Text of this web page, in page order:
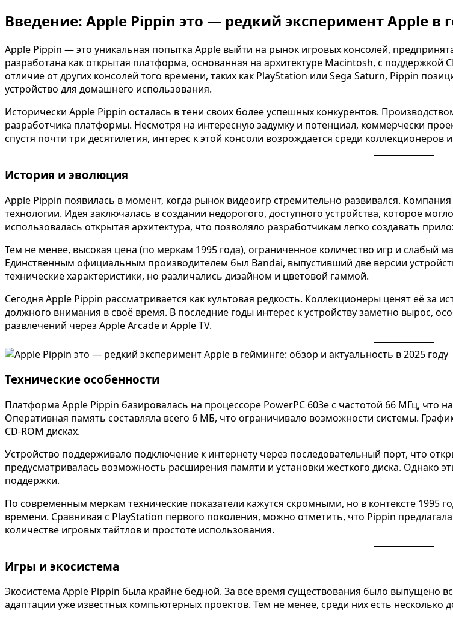
Введение: Apple Pippin это — редкий эксперимент Apple в
Apple Pippin — это уникальная попытка Apple выйти на рынок игровых консолей,
разработана как открытая платформа, основанная на архитектуре Macintosh, с
отличие от других консолей того времени, таких как PlayStation или Sega Saturn, Pippin
устройство для домашнего использования.
Исторически Apple Pippin осталась в тени своих более успешных конкурентов.
разработчика платформы. Несмотря на интересную задумку и потенциал, коммерчески
спустя почти три десятилетия, интерес к этой консоли возрождается среди коллекционеров
История и эволюция
Apple Pippin появилась в момент, когда рынок видеоигр стремительно развивался.
технологии. Идея заключалась в создании недорогого, доступного устройства, которое
использовалась открытая архитектура, что позволяло разработчикам легко создавать
Тем не менее, высокая цена (по меркам 1995 года), ограниченное количество игр и слабый
Единственным официальным производителем был Bandai, выпустивший две версии
технические характеристики, но различались дизайном и цветовой гаммой.
Сегодня Apple Pippin рассматривается как культовая редкость. Коллекционеры ценят её за
должного внимания в своё время. В последние годы интерес к устройству заметно вырос,
развлечений через Apple Arcade и Apple TV.
Технические особенности
Платформа Apple Pippin базировалась на процессоре PowerPC 603e с частотой 66 МГц, что
Оперативная память составляла всего 6 МБ, что ограничивало возможности системы.
CD-ROM дисках.
Устройство поддерживало подключение к интернету через последовательный порт, что
предусматривалась возможность расширения памяти и установки жёсткого диска. Однако
поддержки.
По современным меркам технические показатели кажутся скромными, но в контексте 1995
времени. Сравнивая с PlayStation первого поколения, можно отметить, что Pippin
количестве игровых тайтлов и простоте использования.
Игры и экосистема
Экосистема Apple Pippin была крайне бедной. За всё время существования было выпущено
адаптации уже известных компьютерных проектов. Тем не менее, среди них есть несколько